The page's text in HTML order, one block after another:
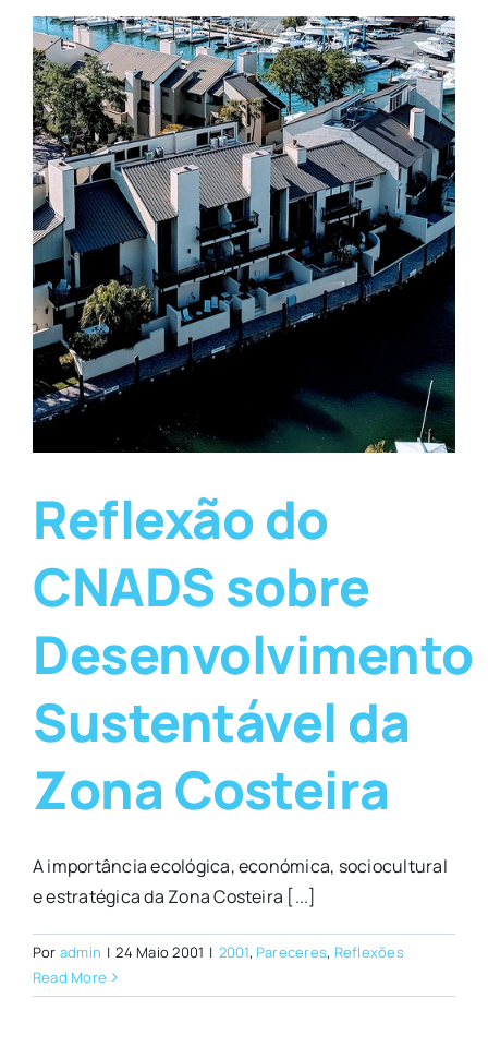
Reflexão do
CNADS sobre
Desenvolvimento
Sustentável da
Zona Costeira
A importância ecológica, económica, sociocultural
e estratégica da Zona Costeira [...]
Por admin | 24 Maio 2001 | 2001, Pareceres, Reflexões
Read More